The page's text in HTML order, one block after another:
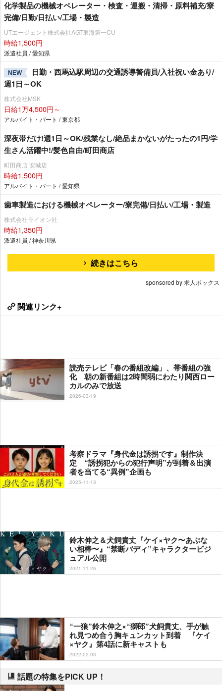
化学製品の機械オペレーター・検査・運搬・清掃・原料補充/寮
完備/日勤/日払い/工場・製造
UTエージェント株式会社AGT東海第一CU
時給1,500円
派遣社員 / 愛知県
NEW
日勤・西馬込駅周辺の交通誘導警備員/入社祝い金あり/
週1日～OK
株式会社MSK
日給1万4,500円～
アルバイト・パート / 東京都
深夜帯だけ!週1日～OK/残業なし/絶品まかないがたったの1円/学
生さん活躍中!/髪色自由/町田商店
町田商店 安城店
時給1,500円
アルバイト・パート / 愛知県
歯車製造における機械オペレーター/寮完備/日払い/工場・製造
株式会社ライオン社
時給1,350円
派遣社員 / 神奈川県
続きはこちら
sponsored by 求人ボックス
関連リンク+
読売テレビ「春の番組改編」、帯番組の強
化 朝の新番組は2時間弱にわたり関西ロー
カルのみで放送
2026-03-19
考察ドラマ『身代金は誘拐です』制作決
定 “誘拐犯からの犯行声明”が到着＆出演
者を当てる“異例”企画も
2025-11-13
鈴木伸之＆犬飼貴丈『ケイ×ヤク〜あぶな
い相棒〜』“禁断バディ”キャラクタービジ
ュアル公開
2021-11-26
“一狼”鈴木伸之×“獅郎”犬飼貴丈、手が触
れ見つめ合う胸キュンカット到着 『ケイ
×ヤク』第4話に新キャストも
2022-02-03
話題の特集をPICK UP！